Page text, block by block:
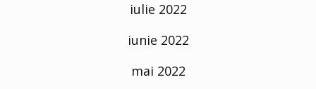
iulie 2022
iunie 2022
mai 2022